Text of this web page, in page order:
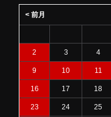
< 前月
2 3 4
9 10 11
16 17 18
23 24 25